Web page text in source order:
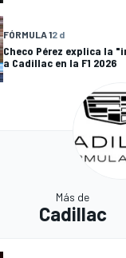
FÓRMULA 12 d
Checo Pérez explica la
a Cadillac en la F1 2026
Más de
Cadillac